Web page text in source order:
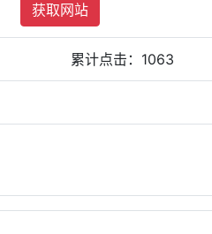
获取网站
累计点击： 1063